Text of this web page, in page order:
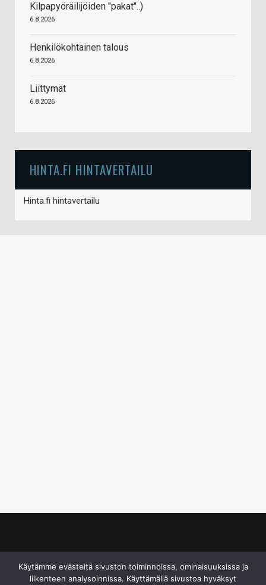
Kilpapyöräilijöiden "pakat"..)
6.8.2026
Henkilökohtainen talous
6.8.2026
Liittymät
6.8.2026
HINTA.FI HINTAVERTAILU
Hinta.fi hintavertailu
Käytämme evästeitä sivuston toiminnoissa, ominaisuuksissa ja
liikenteen analysoinnissa. Käyttämällä sivustoa hyväksyt